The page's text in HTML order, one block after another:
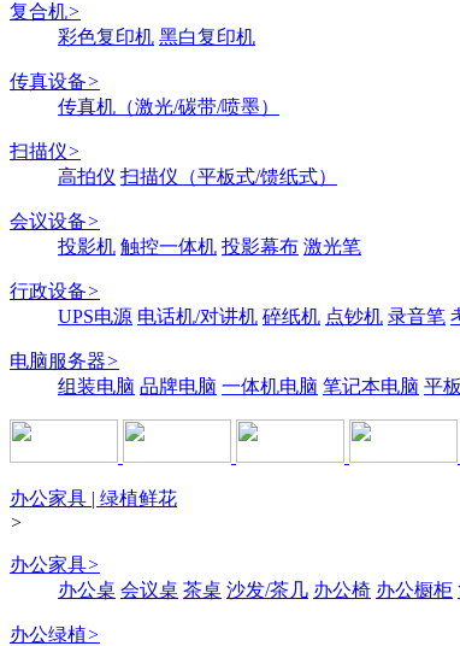
复合机>
彩色复印机 黑白复印机
传真设备>
传真机（激光/碳带/喷墨）
扫描仪>
高拍仪 扫描仪（平板式/馈纸式）
会议设备>
投影机 触控一体机 投影幕布 激光笔
行政设备>
UPS电源 电话机/对讲机 碎纸机 点钞机 录音笔
电脑服务器>
组装电脑 品牌电脑 一体机电脑 笔记本电脑 平
办公家具 | 绿植鲜花
>
办公家具>
办公桌 会议桌 茶桌 沙发/茶几 办公椅 办公橱柜
办公绿植>